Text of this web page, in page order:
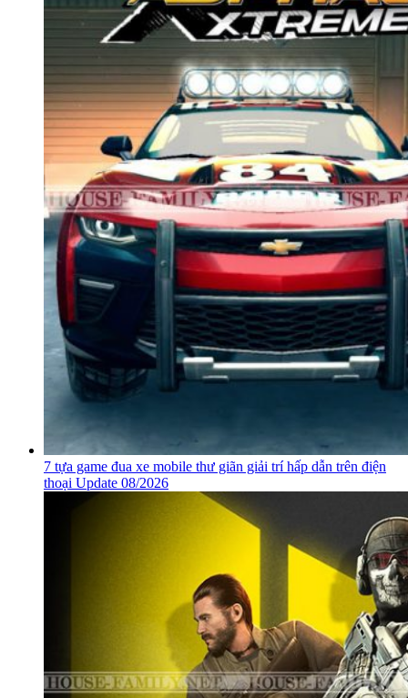
7 tựa game đua xe mobile thư giãn giải trí hấp dẫn trên điện
thoại Update 08/2026